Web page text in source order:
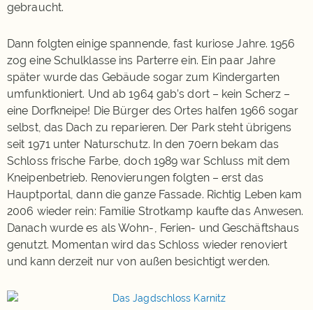
gebraucht.
Dann folgten einige spannende, fast kuriose Jahre. 1956
zog eine Schulklasse ins Parterre ein. Ein paar Jahre
später wurde das Gebäude sogar zum Kindergarten
umfunktioniert. Und ab 1964 gab’s dort – kein Scherz –
eine Dorfkneipe! Die Bürger des Ortes halfen 1966 sogar
selbst, das Dach zu reparieren. Der Park steht übrigens
seit 1971 unter Naturschutz. In den 70ern bekam das
Schloss frische Farbe, doch 1989 war Schluss mit dem
Kneipenbetrieb. Renovierungen folgten – erst das
Hauptportal, dann die ganze Fassade. Richtig Leben kam
2006 wieder rein: Familie Strotkamp kaufte das Anwesen.
Danach wurde es als Wohn-, Ferien- und Geschäftshaus
genutzt. Momentan wird das Schloss wieder renoviert
und kann derzeit nur von außen besichtigt werden.